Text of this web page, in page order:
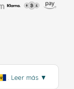
Leer más ▼